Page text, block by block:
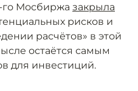
го Мосбиржа закрыла
рисков и
расчётов» в этой
остаётся самым
для инвестиций.